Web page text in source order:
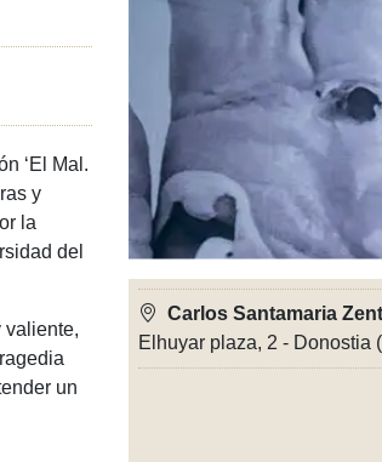
‘El Mal.
y
la
del
valiente,
un
Carlos Santamaria
Elhuyar plaza, 2 - Donostia